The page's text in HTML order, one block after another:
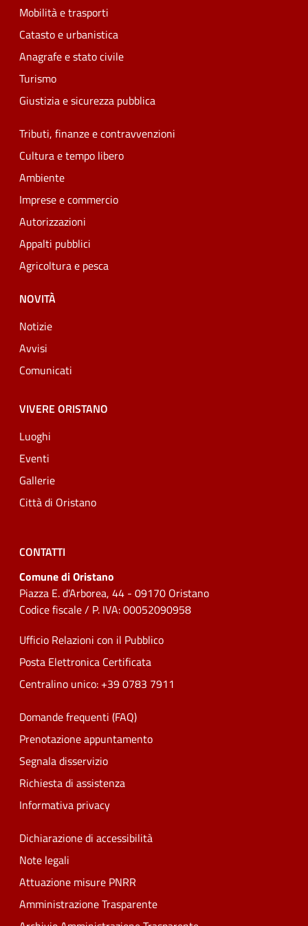
Mobilità e trasporti
Catasto e urbanistica
Anagrafe e stato civile
Turismo
Giustizia e sicurezza pubblica
Tributi, finanze e contravvenzioni
Cultura e tempo libero
Ambiente
Imprese e commercio
Autorizzazioni
Appalti pubblici
Agricoltura e pesca
NOVITÀ
Notizie
Avvisi
Comunicati
VIVERE ORISTANO
Luoghi
Eventi
Gallerie
Città di Oristano
CONTATTI
Comune di Oristano
Piazza E. d'Arborea, 44 - 09170 Oristano
Codice fiscale / P. IVA: 00052090958
Ufficio Relazioni con il Pubblico
Posta Elettronica Certificata
Centralino unico: +39 0783 7911
Domande frequenti (FAQ)
Prenotazione appuntamento
Segnala disservizio
Richiesta di assistenza
Informativa privacy
Dichiarazione di accessibilità
Note legali
Attuazione misure PNRR
Amministrazione Trasparente